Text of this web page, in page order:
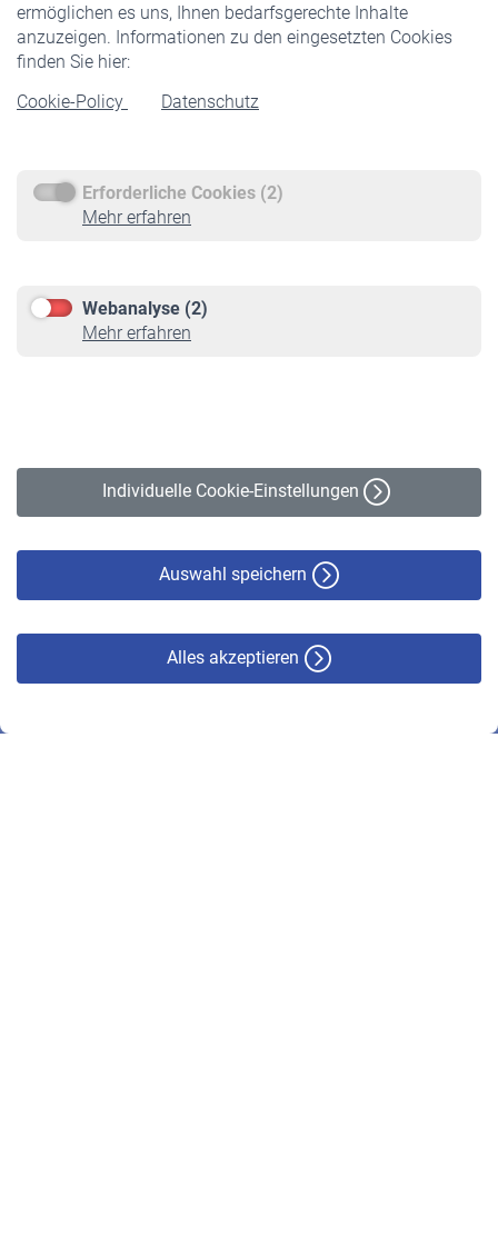
ermöglichen es uns, Ihnen bedarfsgerechte Inhalte
anzuzeigen. Informationen zu den eingesetzten Cookies
finden Sie hier:
Cookie-Policy
Datenschutz
Erforderliche Cookies (2)
Mehr erfahren
Webanalyse (2)
Mehr erfahren
Individuelle Cookie-Einstellungen
Auswahl speichern
Alles akzeptieren
Rentner
Rentenbeginn
Rente beantragen
Service
Informationen
Online-Rechner
VBLnewsletter
Erklärung zur Barrierefreiheit
© VBL 2026